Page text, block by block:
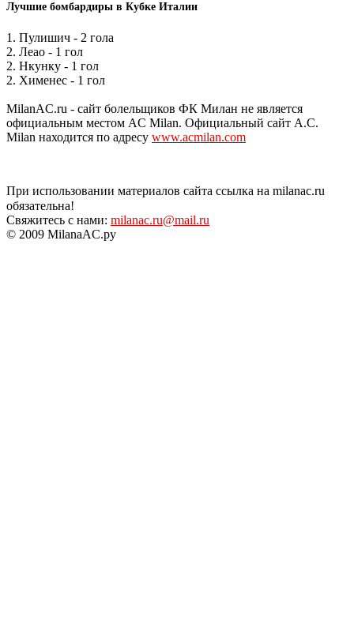
Лучшие бомбардиры в Кубке Италии
1. Пулишич - 2 гола
2. Леао - 1 гол
2. Нкунку - 1 гол
2. Хименес - 1 гол
MilanAC.ru - сайт болельщиков ФК Милан не является
официальным местом AC Milan. Официальный сайт A.C.
Milan находится по адресу www.acmilan.com
При использовании материалов сайта ссылка на milanac.ru
обязательна!
Свяжитесь с нами: milanac.ru@mail.ru
© 2009 MilanaAC.ру